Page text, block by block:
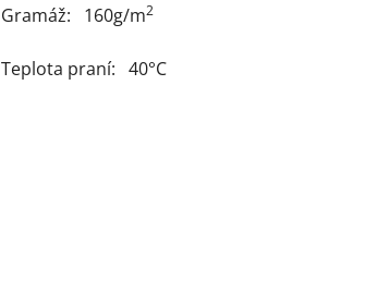
Gramáž: 160g/m2
Teplota praní: 40°C